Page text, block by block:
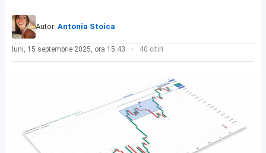
Autor: Antonia Stoica
luni, 15 septembrie 2025, ora 15:43 40 citiri